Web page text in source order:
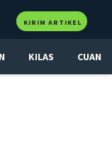
KIRIM ARTIKEL
KILAS CUAN